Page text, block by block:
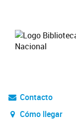
Contacto
Cómo llegar